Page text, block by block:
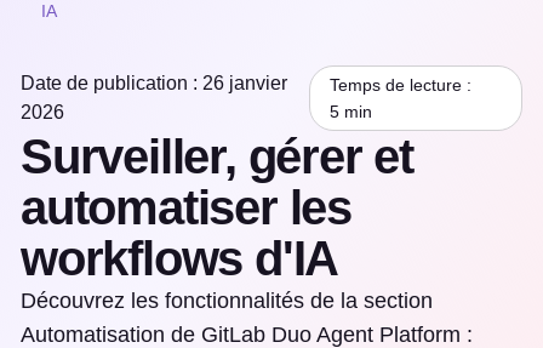
IA
Date de publication : 26 janvier
2026
Temps de lecture :
5 min
Surveiller, gérer et
automatiser les
workflows d'IA
Découvrez les fonctionnalités de la section
Automatisation de GitLab Duo Agent Platform :